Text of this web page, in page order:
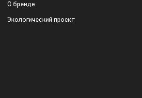
О бренде
Экологический проект